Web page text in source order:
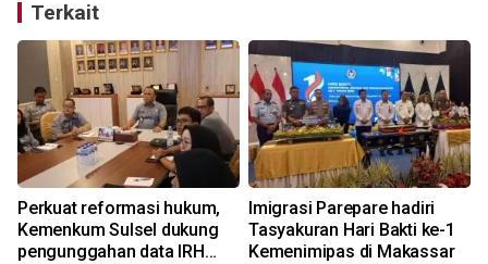
Terkait
Perkuat reformasi hukum,
Kemenkum Sulsel dukung
pengunggahan data IRH
Imigrasi Parepare hadiri
Tasyakuran Hari Bakti ke-1
Kemenimipas di Makassar